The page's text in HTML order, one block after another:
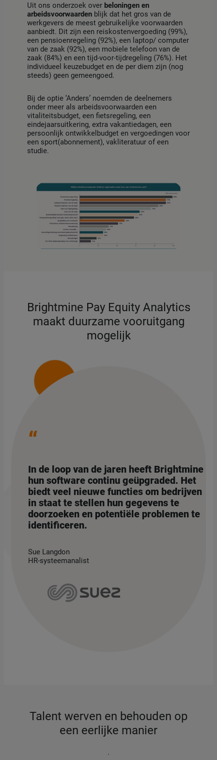
Uit ons onderzoek over beloningen en
arbeidsvoorwaarden blijk dat het gros van de
werkgevers de meest gebruikelijke voorwaarden
aanbiedt. Dit zijn een reiskostenvergoeding (99%),
een pensioenregeling (92%), een laptop/ computer
van de zaak (92%), een mobiele telefoon van de
zaak (84%) en een tijd-voor-tijdregeling (76%). Het
individueel keuzebudget en de per diem zijn (nog
steeds) geen gemeengoed.
Bij de optie ‘Anders’ noemden de deelnemers
onder meer als arbeidsvoorwaarden een
vitaliteitsbudget, een fietsregeling, een
eindejaarsuitkering, extra vakantiedagen, een
persoonlijk ontwikkelbudget en vergoedingen voor
een sport(abonnement), vakliteratuur of een
studie.
Brightmine Pay Equity Analytics
maakt duurzame vooruitgang
mogelijk
“
In de loop van de jaren heeft Brightmine
hun software continu geüpgraded. Het
biedt veel nieuwe functies om bedrijven
in staat te stellen hun gegevens te
doorzoeken en potentiële problemen te
identificeren.
Sue Langdon
HR-systeemanalist
Talent werven en behouden op
een eerlijke manier
.